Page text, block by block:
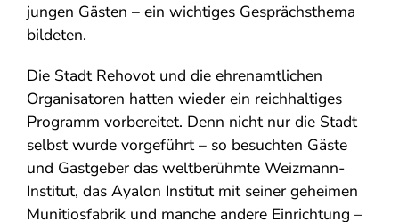
jungen Gästen – ein wichtiges Gesprächsthema
bildeten.
Die Stadt Rehovot und die ehrenamtlichen
Organisatoren hatten wieder ein reichhaltiges
Programm vorbereitet. Denn nicht nur die Stadt
selbst wurde vorgeführt – so besuchten Gäste
und Gastgeber das weltberühmte Weizmann-
Institut, das Ayalon Institut mit seiner geheimen
Munitiosfabrik und manche andere Einrichtung –